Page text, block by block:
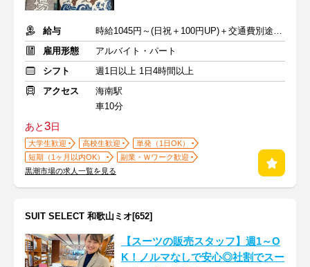
給与
時給1045円～(日祝＋100円UP)＋交通費別途支給
雇用形態
アルバイト・パート
シフト
週1日以上 1日4時間以上
アクセス
海南駅
車10分
あと3日
大学生歓迎 高校生歓迎
単発（1日OK）
短期（1ヶ月以内OK）
副業・Ｗワーク歓迎
黒潮市場の求人一覧を見る
SUIT SELECT 和歌山ミオ[652]
【スーツの販売スタッフ】週1～O
K！ノルマなしで安心◎社割でスー